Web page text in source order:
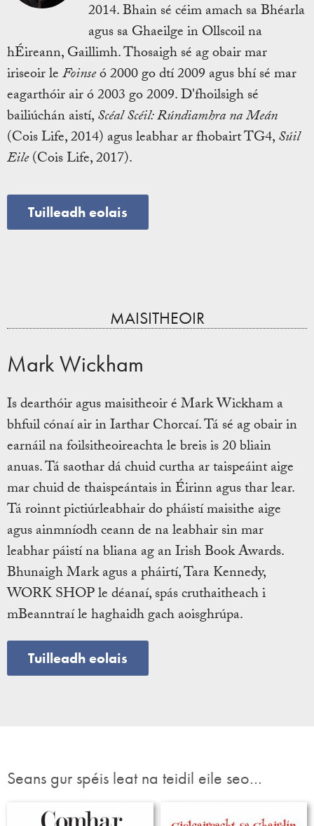
2014. Bhain sé céim amach sa Bhéarla
agus sa Ghaeilge in Ollscoil na
hÉireann, Gaillimh. Thosaigh sé ag obair mar
iriseoir leFoinseó 2000 go dtí 2009 agus bhí sé mar
eagarthóir air ó 2003 go 2009. D'fhoilsigh sé
bailiúchán aistí,Scéal Scéil: Rúndiamhra na Meán
(Cois Life, 2014) agus leabhar ar fhobairt TG4,Súil
Eile(Cois Life, 2017).
Tuilleadh eolais
MAISITHEOIR
Mark Wickham
Is dearthóir agus maisitheoir é Mark Wickham a
bhfuil cónaí air in Iarthar Chorcaí. Tá sé ag obair in
earnáil na foilsitheoireachta le breis is 20 bliain
anuas. Tá saothar dá chuid curtha ar taispeáint aige
mar chuid de thaispeántais in Éirinn agus thar lear.
Tá roinnt pictiúrleabhair do pháistí maisithe aige
agus ainmníodh ceann de na leabhair sin mar
leabhar páistí na bliana ag an Irish Book Awards.
Bhunaigh Mark agus a pháirtí, Tara Kennedy,
WORK SHOP le déanaí, spás cruthaitheach i
mBeanntraí le haghaidh gach aoisghrúpa.
Tuilleadh eolais
Seans gur spéis leat na teidil eile seo…